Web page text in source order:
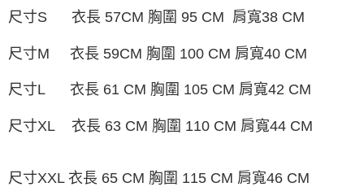
尺寸S 衣長 57CM 胸圍 95 CM 肩寬38 CM
尺寸M 衣長 59CM 胸圍 100 CM 肩寬40 CM
尺寸L 衣長 61 CM 胸圍 105 CM 肩寬42 CM
尺寸XL 衣長 63 CM 胸圍 110 CM 肩寬44 CM
尺寸XXL 衣長 65 CM 胸圍 115 CM 肩寬46 CM